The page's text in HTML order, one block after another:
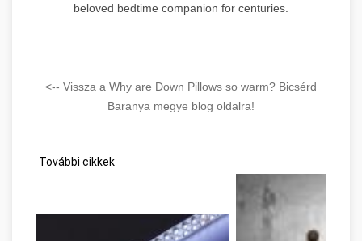
beloved bedtime companion for centuries.
<-- Vissza a Why are Down Pillows so warm? Bicsérd
Baranya megye blog oldalra!
További cikkek